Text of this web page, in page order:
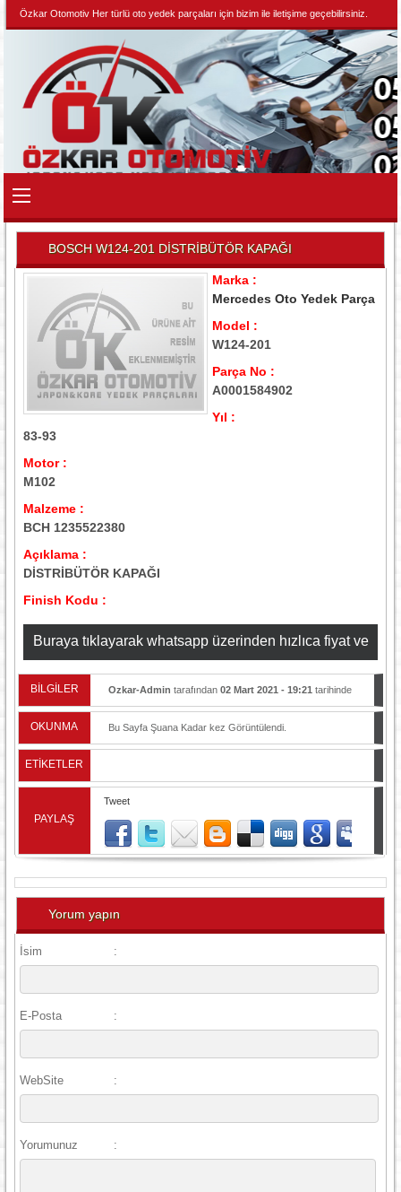
Özkar Otomotiv Her türlü oto yedek parçaları için bizim ile iletişime geçebilirsiniz.
BOSCH W124-201 DİSTRİBÜTÖR KAPAĞI
Marka :
Mercedes Oto Yedek Parça
Model :
W124-201
Parça No :
A0001584902
Yıl :
83-93
Motor :
M102
Malzeme :
BCH 1235522380
Açıklama :
DİSTRİBÜTÖR KAPAĞI
Finish Kodu :
Buraya tıklayarak whatsapp üzerinden hızlıca fiyat ve
stok bilgisi alabilirsiniz
BİLGİLER Ozkar-Admin tarafından 02 Mart 2021 - 19:21 tarihinde
OKUNMA Bu Sayfa Şuana Kadar kez Görüntülendi.
ETİKETLER
PAYLAŞ
Tweet
Yorum yapın
İsim :
E-Posta :
WebSite :
Yorumunuz :